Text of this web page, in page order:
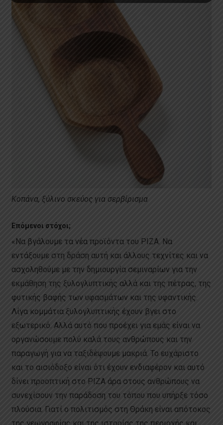
Κοπάνα, ξύλινο σκεύος για σερβίρισμα
Επόμενοι στόχοι;
«Να βγάλουμε τα νέα προϊόντα του ΡΙΖΑ. Να
εντάξουμε στη δράση αυτή και άλλους τεχνίτες και να
ασχοληθούμε με την δημιουργία σεμιναρίων για την
εκμάθηση της ξυλογλυπτικής αλλά και της πέτρας, της
φυτικής βαφής των υφασμάτων και της υφαντικής.
Λίγα κομμάτια ξυλογλυπτικής έχουν βγει στο
εξωτερικό. Αλλά αυτό που προέχει για εμάς είναι να
οργανώσουμε πολύ καλά τους ανθρώπους και την
παραγωγή για να ταξιδέψουμε μακριά. Το ευχάριστο
και το αισιόδοξο είναι ότι έχουν ενδιαφέρον και αυτό
δίνει προοπτική στο ΡΙΖΑ άρα στους ανθρώπους να
συνεχίσουν την παράδοση του τόπου που υπήρξε τόσο
πλούσια. Γιατί ο πολιτισμός στη Θράκη είναι απότoκος